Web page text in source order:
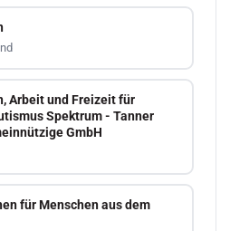
Arbeit und Freizeit für
Spektrum - Tanner
GmbH
für Menschen aus dem